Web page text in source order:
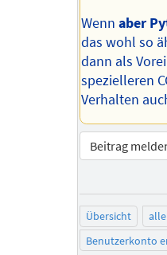
Wennaber
das wohl so
dann als
spezielleren
Verhalten
Beitrag
Übersicht
Benutzerkonto